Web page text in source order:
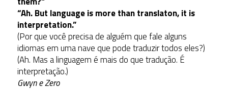
“Ah. But language is more than translaton, it is
interpretation.”
(Por que você precisa de alguém que fale alguns
idiomas em uma nave que pode traduzir todos eles?)
(Ah. Mas a linguagem é mais do que tradução. É
interpretação.)
Gwyn e Zero